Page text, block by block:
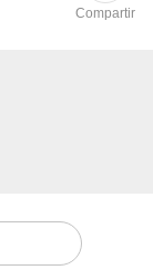
Compartir